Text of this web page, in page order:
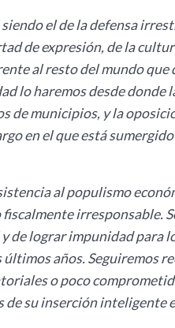
el de la defensa
de expresión, de la
al resto del mundo
lo haremos desde donde
de municipios, y la
en el que está
al populismo
irresponsable.
de lograr impunidad para
años. Seguiremos
o poco
su inserción inteligente